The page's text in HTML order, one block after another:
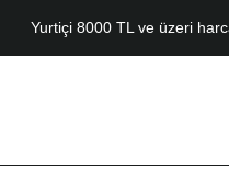
Yurtiçi 8000 TL ve üzeri